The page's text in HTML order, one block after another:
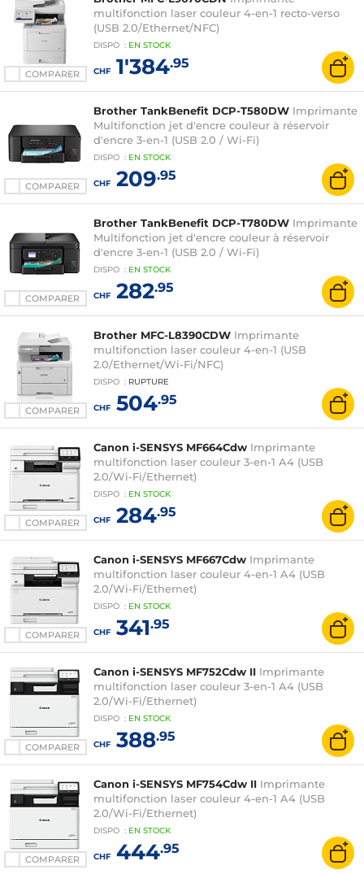
COMPARER
multifonction laser couleur 4-en-1 recto-verso
(USB 2.0/Ethernet/NFC)
DISPO : EN STOCK
CHF1'384.95
COMPARER
Brother TankBenefit DCP-T580DW Imprimante
Multifonction jet d'encre couleur à réservoir
d'encre 3-en-1 (USB 2.0 / Wi-Fi)
DISPO : EN STOCK
CHF209.95
COMPARER
Brother TankBenefit DCP-T780DW Imprimante
Multifonction jet d'encre couleur à réservoir
d'encre 3-en-1 (USB 2.0 / Wi-Fi)
DISPO : EN STOCK
CHF282.95
COMPARER
Brother MFC-L8390CDW Imprimante
multifonction laser couleur 4-en-1 (USB
2.0/Ethernet/Wi-Fi/NFC)
DISPO : RUPTURE
CHF504.95
COMPARER
Canon i-SENSYS MF664Cdw Imprimante
multifonction laser couleur 3-en-1 A4 (USB
2.0/Wi-Fi/Ethernet)
DISPO : EN STOCK
CHF284.95
COMPARER
Canon i-SENSYS MF667Cdw Imprimante
multifonction laser couleur 4-en-1 A4 (USB
2.0/Wi-Fi/Ethernet)
DISPO : EN STOCK
CHF341.95
COMPARER
Canon i-SENSYS MF752Cdw II Imprimante
multifonction laser couleur 3-en-1 A4 (USB
2.0/Wi-Fi/Ethernet)
DISPO : EN STOCK
CHF388.95
COMPARER
Canon i-SENSYS MF754Cdw II Imprimante
multifonction laser couleur 4-en-1 A4 (USB
2.0/Wi-Fi/Ethernet)
DISPO : EN STOCK
CHF444.95